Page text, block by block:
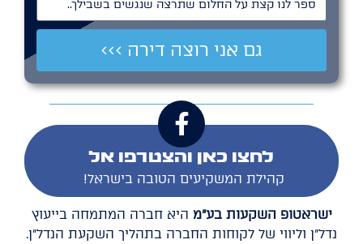
ספר לנו קצת על החלום שתרצה שנגשים בשבילך..
גם אני רוצה דירה >>>
לחצו כאן והצטרפו אל
קהילת המשקיעים הטובה בישראל!
ישראטופ השקעות בע"מ היא חברה המתמחה בייעוץ
נדל"ן וליווי של לקוחות החברה בתהליך השקעת הנדל"ן.